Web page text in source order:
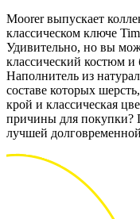
Moorer выпускает
классическом ключе
Удивительно, но вы
классический костюм и
Наполнитель из
составе которых
крой и классическая
причины для покупки?
лучшей